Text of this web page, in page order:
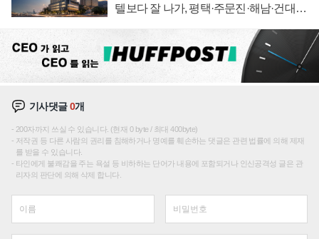
텔보다 잘 나가, 평택·주문진·해남·건대로
기사댓글0개
200자까지 쓰실 수 있습니다. (현재 0 byte / 최대 400byte)
저작권 등 다른 사람의 권리를 침해하거나 명예를 훼손하는 댓글은 관련 법률에 의해 제재
를 받을 수 있습니다.
타인에게 불쾌감을 주는 욕설 등 비하하는 단어가 내용에 포함되거나 인신공격성 글은 관
리자의 판단에 의해 삭제 합니다.